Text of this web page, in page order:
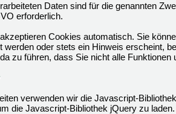
Daten sind für die genannten
erforderlich.
Cookies automatisch. Sie
werden oder stets ein Hinweis erscheint,
zu führen, dass Sie nicht alle Funktionen
verwenden wir die Javascript-
die Javascript-Bibliothek jQuery zu laden.